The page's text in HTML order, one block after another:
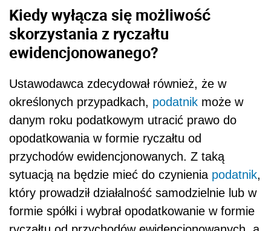
Kiedy wyłącza się możliwość
skorzystania z ryczałtu
ewidencjonowanego?
Ustawodawca zdecydował również, że w
określonych przypadkach, podatnik może w
danym roku podatkowym utracić prawo do
opodatkowania w formie ryczałtu od
przychodów ewidencjonowanych. Z taką
sytuacją na będzie mieć do czynienia podatnik,
który prowadził działalność samodzielnie lub w
formie spółki i wybrał opodatkowanie w formie